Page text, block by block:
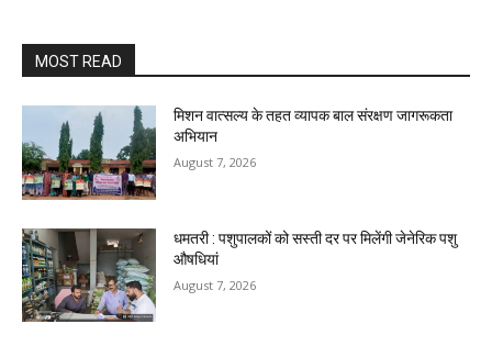
MOST READ
मिशन वात्सल्य के तहत व्यापक बाल संरक्षण जागरूकता
अभियान
August 7, 2026
धमतरी : पशुपालकों को सस्ती दर पर मिलेंगी जेनेरिक पशु
औषधियां
August 7, 2026